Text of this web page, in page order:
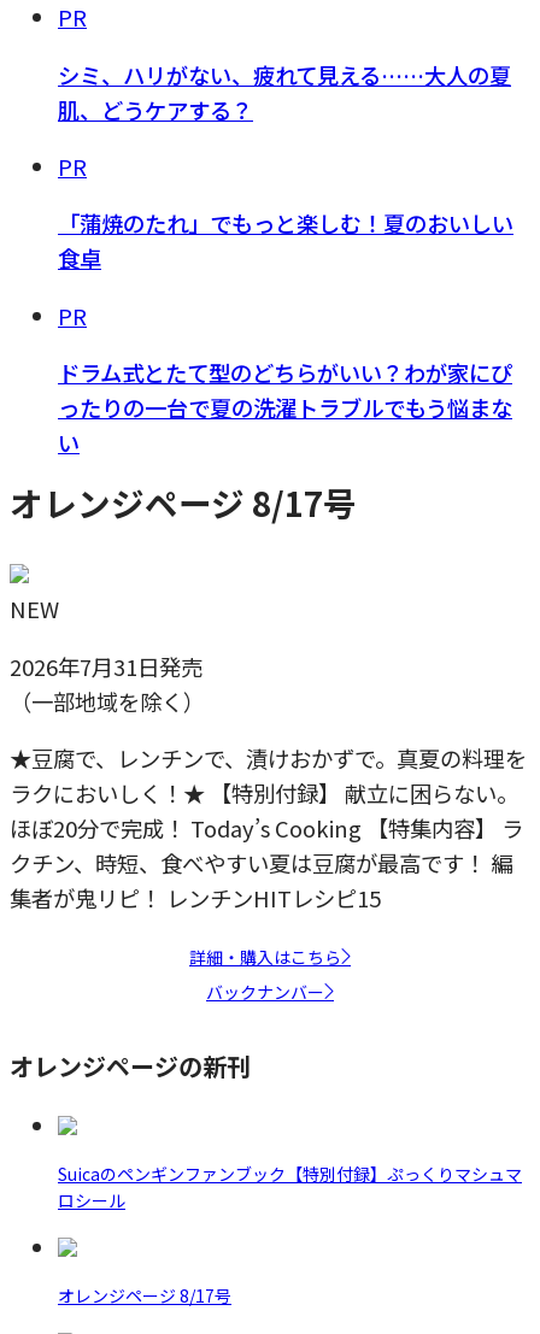
PR
シミ、ハリがない、疲れて見える……大人の夏
肌、どうケアする？
PR
「蒲焼のたれ」でもっと楽しむ！夏のおいしい
食卓
PR
ドラム式とたて型のどちらがいい？わが家にぴ
ったりの一台で夏の洗濯トラブルでもう悩まな
い
オレンジページ 8/17号
NEW
2026年7月31日発売
（一部地域を除く）
★豆腐で、レンチンで、漬けおかずで。真夏の料理を
ラクにおいしく！★ 【特別付録】 献立に困らない。
ほぼ20分で完成！ Today’s Cooking 【特集内容】 ラ
クチン、時短、食べやすい夏は豆腐が最高です！ 編
集者が鬼リピ！ レンチンHITレシピ15
詳細・購入はこちら
バックナンバー
オレンジページの新刊
Suicaのペンギンファンブック【特別付録】ぷっくりマシュマ
ロシール
オレンジページ 8/17号